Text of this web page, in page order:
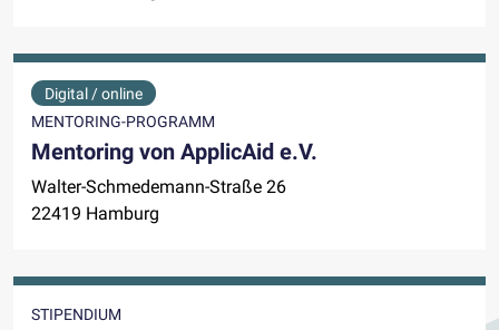
Digital / online
MENTORING-PROGRAMM
Mentoring von ApplicAid e.V.
Walter-Schmedemann-Straße 26
22419 Hamburg
STIPENDIUM